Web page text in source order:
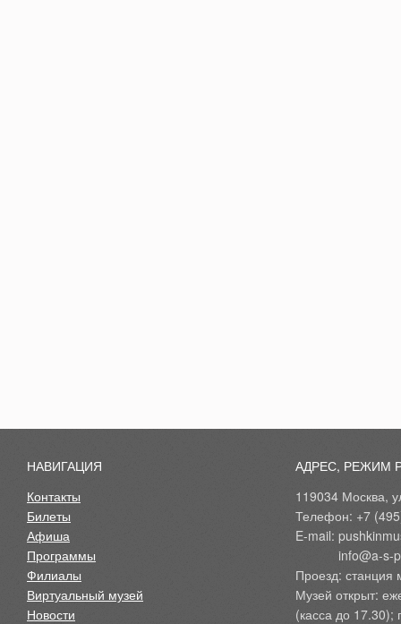
НАВИГАЦИЯ
Контакты
Билеты
Афиша
Программы
Филиалы
Виртуальный музей
Новости
АДРЕС, РЕЖИМ
119034 Москва,
Телефон: +7
E-mail:
Проезд: станция
Музей открыт:
(касса до 17.30);